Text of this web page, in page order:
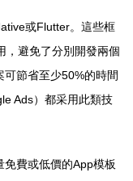
或Flutter。這些框
，避免了分別開發兩個
節省至少50%的時間
Ads）都采用此類技
費或低價的App模板